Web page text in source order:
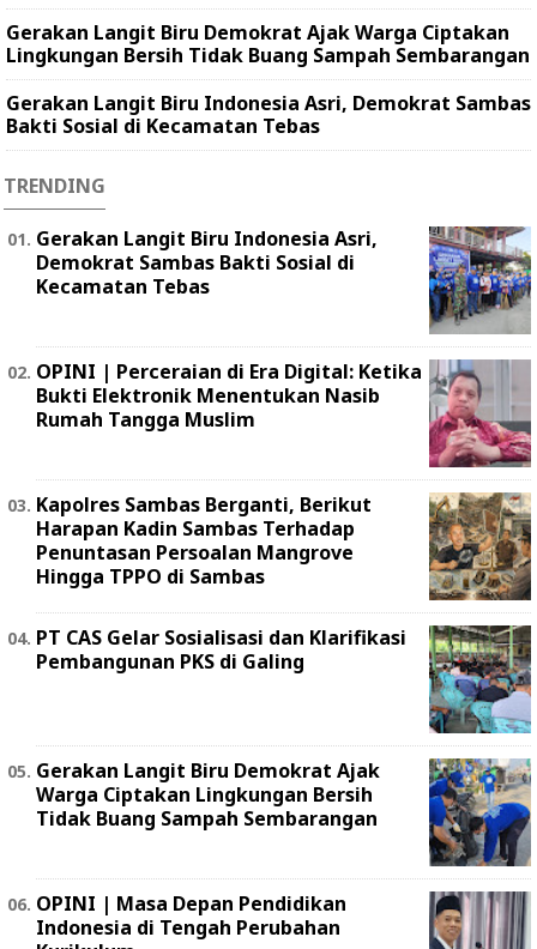
Gerakan Langit Biru Demokrat Ajak Warga Ciptakan
Lingkungan Bersih Tidak Buang Sampah Sembarangan
Gerakan Langit Biru Indonesia Asri, Demokrat Sambas
Bakti Sosial di Kecamatan Tebas
TRENDING
Gerakan Langit Biru Indonesia Asri,
Demokrat Sambas Bakti Sosial di
Kecamatan Tebas
OPINI | Perceraian di Era Digital: Ketika
Bukti Elektronik Menentukan Nasib
Rumah Tangga Muslim
Kapolres Sambas Berganti, Berikut
Harapan Kadin Sambas Terhadap
Penuntasan Persoalan Mangrove
Hingga TPPO di Sambas
PT CAS Gelar Sosialisasi dan Klarifikasi
Pembangunan PKS di Galing
Gerakan Langit Biru Demokrat Ajak
Warga Ciptakan Lingkungan Bersih
Tidak Buang Sampah Sembarangan
OPINI | Masa Depan Pendidikan
Indonesia di Tengah Perubahan